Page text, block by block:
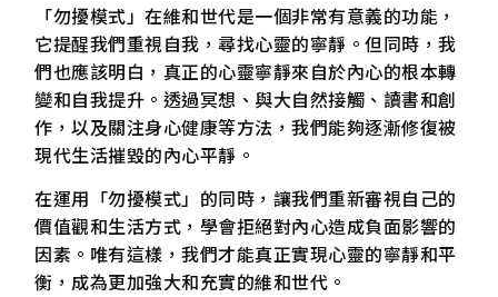
「勿擾模式」在維和世代是一個非常有意義的功能，
它提醒我們重視自我，尋找心靈的寧靜。但同時，我
們也應該明白，真正的心靈寧靜來自於內心的根本轉
變和自我提升。透過冥想、與大自然接觸、讀書和創
作，以及關注身心健康等方法，我們能夠逐漸修復被
現代生活摧毀的內心平靜。
在運用「勿擾模式」的同時，讓我們重新審視自己的
價值觀和生活方式，學會拒絕對內心造成負面影響的
因素。唯有這樣，我們才能真正實現心靈的寧靜和平
衡，成為更加強大和充實的維和世代。